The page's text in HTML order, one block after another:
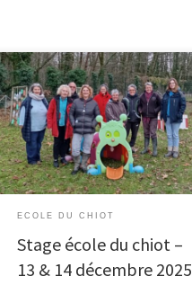
ECOLE DU CHIOT
Stage école du chiot –
13 & 14 décembre 2025